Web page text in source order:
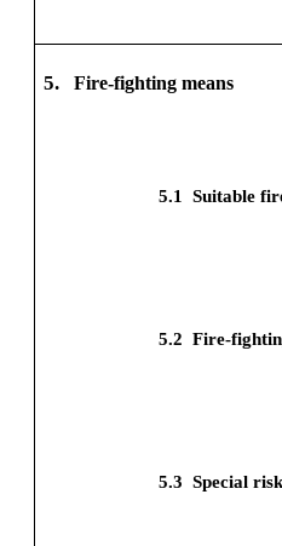
5. Fire-fighting means
5.1 Suitable
5.2 Fire-
5.3 Special